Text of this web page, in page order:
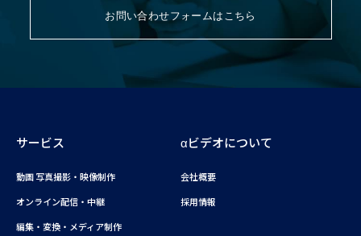
お問い合わせフォームはこちら
サービス
動画 写真撮影・映像制作
オンライン配信・中継
編集・変換・メディア制作
αビデオについて
会社概要
採用情報